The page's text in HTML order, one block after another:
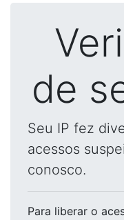
de
Seu IP fez
acessos
conosco.
Para liberar o